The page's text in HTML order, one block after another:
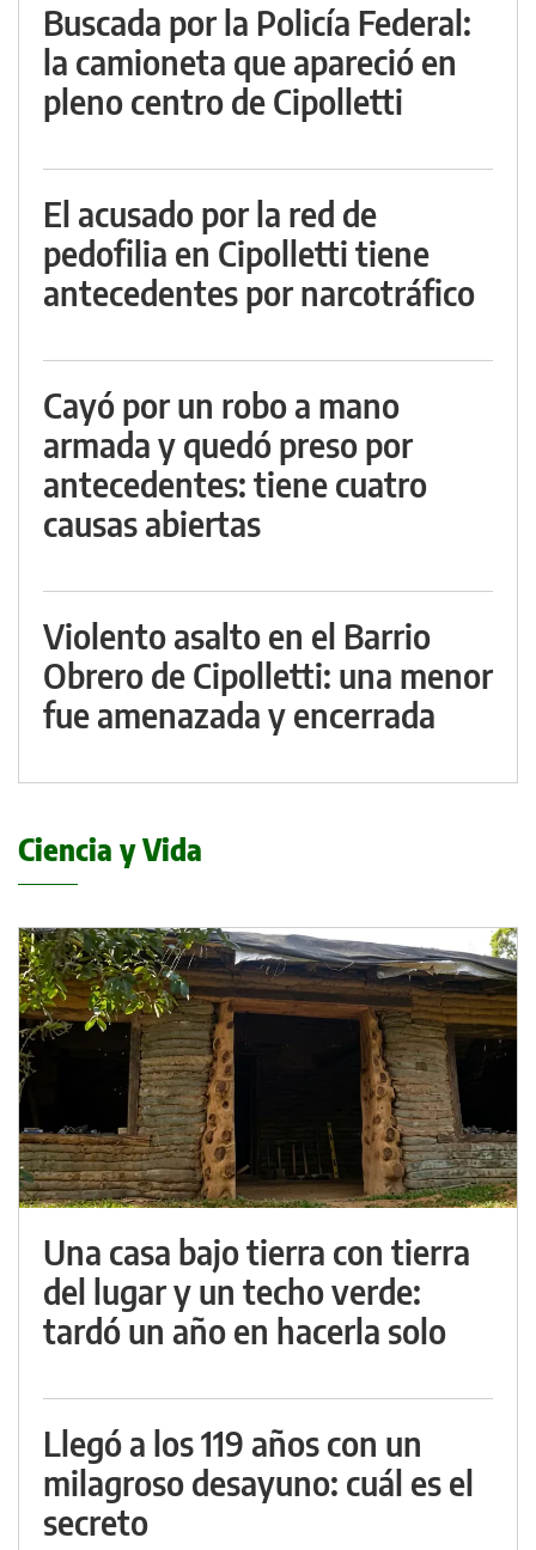
Buscada por la Policía Federal:
la camioneta que apareció en
pleno centro de Cipolletti
El acusado por la red de
pedofilia en Cipolletti tiene
antecedentes por narcotráfico
Cayó por un robo a mano
armada y quedó preso por
antecedentes: tiene cuatro
causas abiertas
Violento asalto en el Barrio
Obrero de Cipolletti: una menor
fue amenazada y encerrada
Ciencia y Vida
Una casa bajo tierra con tierra
del lugar y un techo verde:
tardó un año en hacerla solo
Llegó a los 119 años con un
milagroso desayuno: cuál es el
secreto